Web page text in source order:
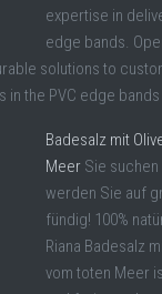
expertise in
edge bands.
solutions to
the PVC edge bands
Badesalz mit
Meer Sie
werden Sie auf
fündig! 100%
Riana Badesalz
vom toten Meer